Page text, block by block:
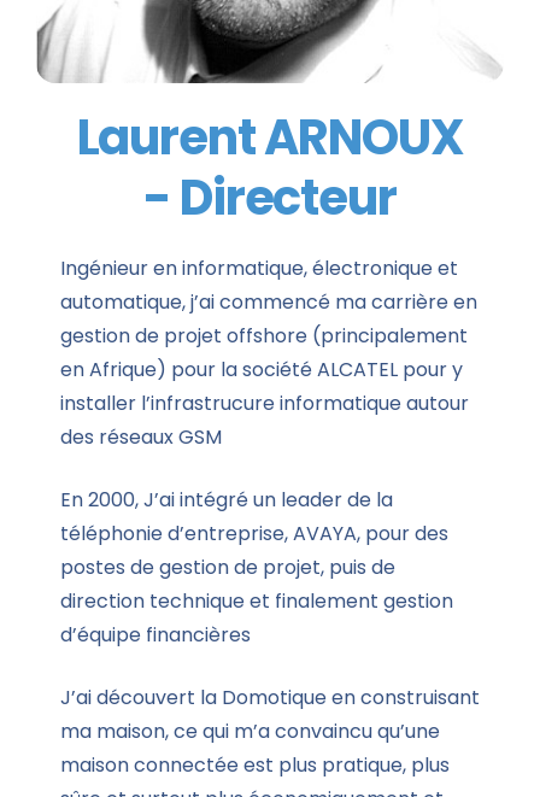
Laurent ARNOUX
- Directeur
Ingénieur en informatique, électronique et
automatique, j’ai commencé ma carrière en
gestion de projet offshore (principalement
en Afrique) pour la société ALCATEL pour y
installer l’infrastrucure informatique autour
des réseaux GSM
En 2000, J’ai intégré un leader de la
téléphonie d’entreprise, AVAYA, pour des
postes de gestion de projet, puis de
direction technique et finalement gestion
d’équipe financières
J’ai découvert la Domotique en construisant
ma maison, ce qui m’a convaincu qu’une
maison connectée est plus pratique, plus